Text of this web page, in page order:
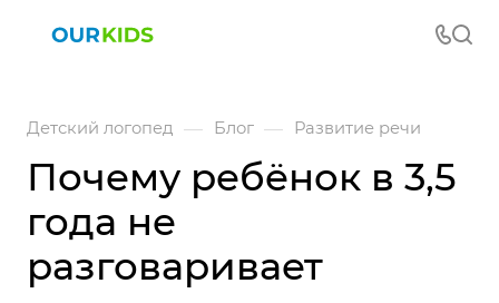
Детский логопед — Блог — Развитие речи
Почему ребёнок в 3,5
года не
разговаривает